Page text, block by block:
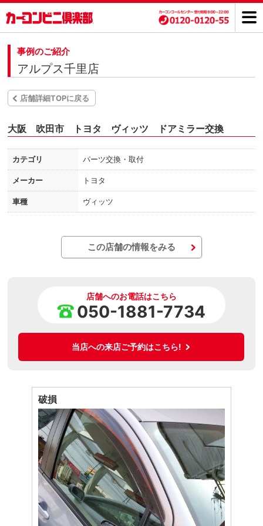
事例のご紹介
アルプス千里店
店舗詳細TOPに戻る
大阪 吹田市 トヨタ ヴィッツ ドアミラー交換
カテゴリ パーツ交換・取付
メーカー トヨタ
車種 ヴィッツ
この店舗の情報をみる
店舗へのお電話はこちら
050-1881-7734
当店への来店ご予約はこちら!
破損